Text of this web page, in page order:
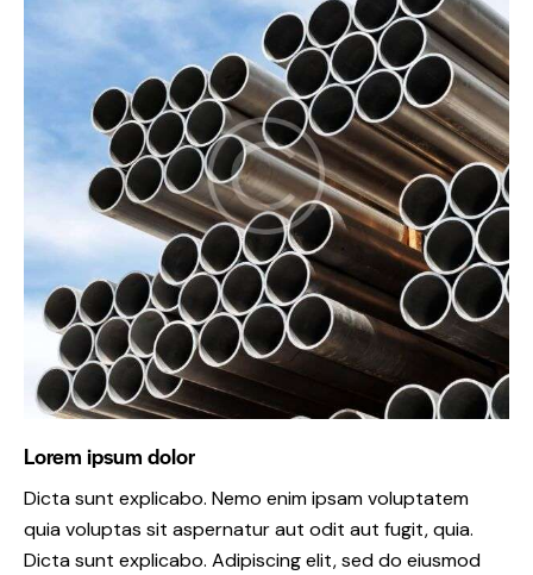
Lorem ipsum dolor
Dicta sunt explicabo. Nemo enim ipsam voluptatem
quia voluptas sit aspernatur aut odit aut fugit, quia.
Dicta sunt explicabo. Adipiscing elit, sed do eiusmod